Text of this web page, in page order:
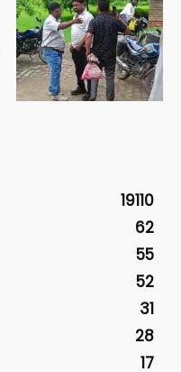
19110
62
55
52
31
28
17